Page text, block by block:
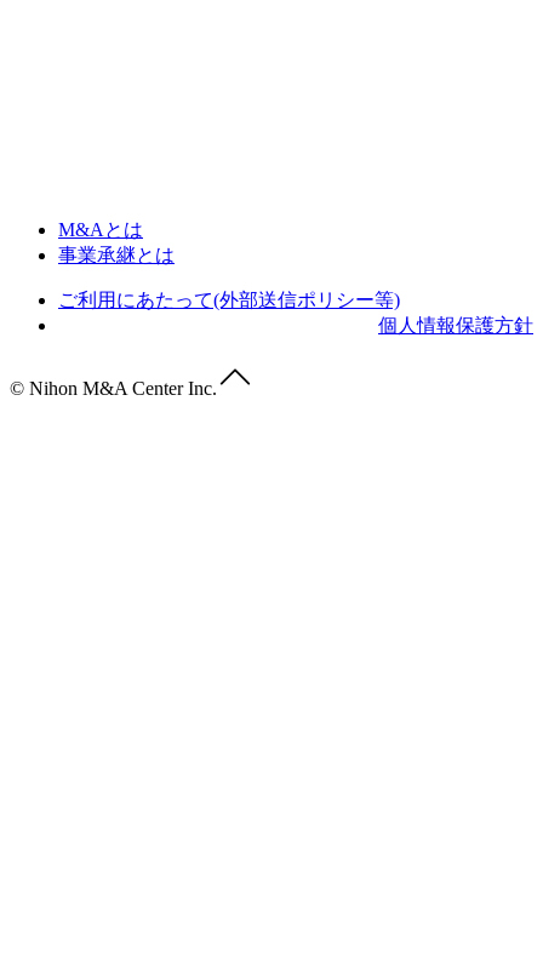
M&Aとは
事業承継とは
ご利用にあたって(外部送信ポリシー等)
個人情報保護方針
© Nihon M&A Center Inc.